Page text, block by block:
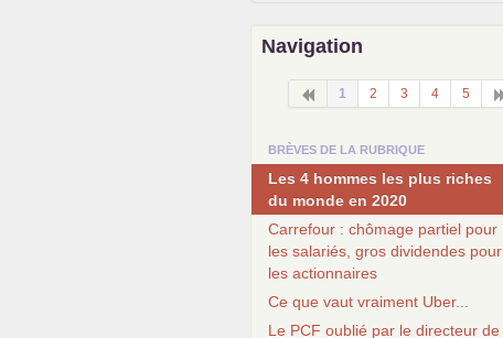
Navigation
1 2 3 4 5
BRÈVES DE LA RUBRIQUE
Les 4 hommes les plus riches
du monde en 2020
Carrefour : chômage partiel pour
les salariés, gros dividendes pour
les actionnaires
Ce que vaut vraiment Uber...
Le PCF oublié par le directeur de